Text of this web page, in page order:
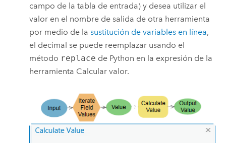
campo de la tabla de entrada) y desea utilizar el
valor en el nombre de salida de otra herramienta
por medio de lasustitución de variables en línea,
el decimal se puede reemplazar usando el
método replace de Python en la expresión de la
herramienta Calcular valor.